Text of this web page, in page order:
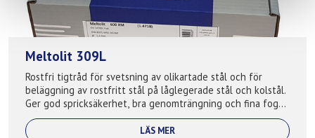
Meltolit 309L
Rostfri tigtråd för svetsning av olikartade stål och för
beläggning av rostfritt stål på låglegerade stål och kolstål.
Ger god spricksäkerhet, bra genomträngning och fina fogar.
Används även som bu...
LÄS MER